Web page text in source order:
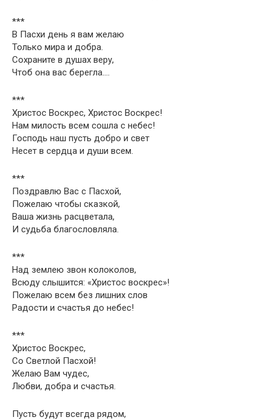
***
В Пасхи день я вам желаю
Только мира и добра.
Сохраните в душах веру,
Чтоб она вас берегла….
***
Христос Воскрес, Христос Воскрес!
Нам милость всем сошла с небес!
Господь наш пусть добро и свет
Несет в сердца и души всем.
***
Поздравлю Вас с Пасхой,
Пожелаю чтобы сказкой,
Ваша жизнь расцветала,
И судьба благословляла.
***
Над землею звон колоколов,
Всюду слышится: «Христос воскрес»!
Пожелаю всем без лишних слов
Радости и счастья до небес!
***
Христос Воскрес,
Со Светлой Пасхой!
Желаю Вам чудес,
Любви, добра и счастья.
Пусть будут всегда рядом,